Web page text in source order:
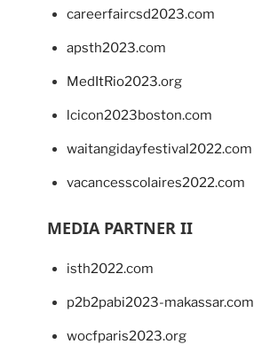
careerfaircsd2023.com
apsth2023.com
MedItRio2023.org
lcicon2023boston.com
waitangidayfestival2022.com
vacancesscolaires2022.com
MEDIA PARTNER II
isth2022.com
p2b2pabi2023-makassar.com
wocfparis2023.org